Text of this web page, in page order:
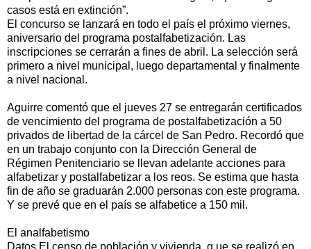
casos está en extinción”.
El concurso se lanzará en todo el país el próximo viernes,
aniversario del programa postalfabetización. Las
inscripciones se cerrarán a fines de abril. La selección será
primero a nivel municipal, luego departamental y finalmente
a nivel nacional.
Aguirre comentó que el jueves 27 se entregarán certificados
de vencimiento del programa de postalfabetización a 50
privados de libertad de la cárcel de San Pedro. Recordó que
en un trabajo conjunto con la Dirección General de
Régimen Penitenciario se llevan adelante acciones para
alfabetizar y postalfabetizar a los reos. Se estima que hasta
fin de año se graduarán 2.000 personas con este programa.
Y se prevé que en el país se alfabetice a 150 mil.
El analfabetismo
Datos El censo de población y vivienda, q ue se realizó en